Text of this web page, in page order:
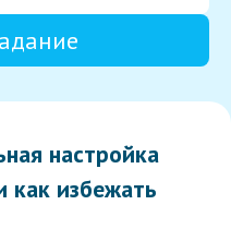
настройка
как избежать